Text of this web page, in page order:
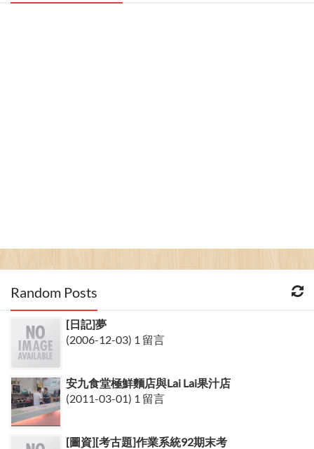
Random Posts
[日記]夢
(2006-12-03) 1 留言
安九食堂極鮮麵店與Lai Lai果汁店
(2011-03-01) 1 留言
[圖資][考古題]作業系統92期末考